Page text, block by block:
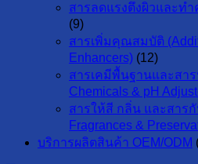
สารลดแรงตึงผิวและทำ
(9)
สารเพิ่มคุณสมบัติ
Enhancers) (12)
สารเคมีพื้นฐานและสา
Chemicals & pH
สารให้สี กลิ่น และสารกั
Fragrances &
บริการผลิตสินค้า OEM/ODM